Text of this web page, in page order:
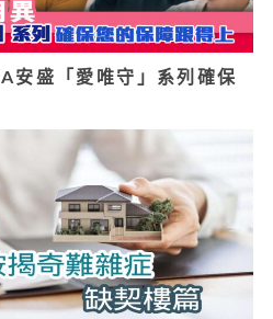
安盛「愛唯守」系列確保